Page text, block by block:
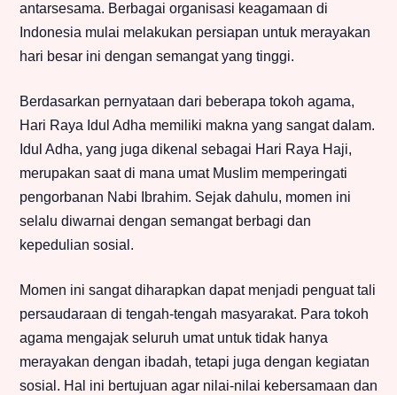
antarsesama. Berbagai organisasi keagamaan di
Indonesia mulai melakukan persiapan untuk merayakan
hari besar ini dengan semangat yang tinggi.
Berdasarkan pernyataan dari beberapa tokoh agama,
Hari Raya Idul Adha memiliki makna yang sangat dalam.
Idul Adha, yang juga dikenal sebagai Hari Raya Haji,
merupakan saat di mana umat Muslim memperingati
pengorbanan Nabi Ibrahim. Sejak dahulu, momen ini
selalu diwarnai dengan semangat berbagi dan
kepedulian sosial.
Momen ini sangat diharapkan dapat menjadi penguat tali
persaudaraan di tengah-tengah masyarakat. Para tokoh
agama mengajak seluruh umat untuk tidak hanya
merayakan dengan ibadah, tetapi juga dengan kegiatan
sosial. Hal ini bertujuan agar nilai-nilai kebersamaan dan